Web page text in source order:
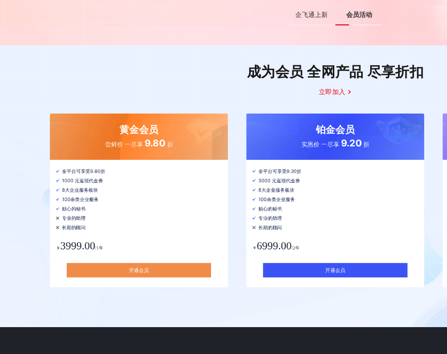
企飞通上新 会员活动
成为会员 全网产品 尽享折扣
立即加入
黄金会员
尝鲜价 一尽享 9.80 折
全平台可享受9.80折
1000 元返现代金券
8大企业服务板块
100余类企业服务
贴心的秘书
专业的助理
长期的顾问
￥3999.00/1年
开通会员
铂金会员
实惠价 一尽享 9.20 折
全平台可享受9.20折
3000 元返现代金券
8大企业服务板块
100余类企业服务
贴心的秘书
专业的助理
长期的顾问
￥6999.00/2年
开通会员